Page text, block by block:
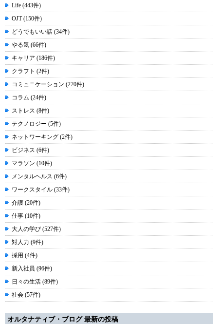
Life (443件)
OJT (150件)
どうでもいい話 (34件)
やる気 (66件)
キャリア (186件)
クラフト (2件)
コミュニケーション (270件)
コラム (24件)
ストレス (8件)
テクノロジー (5件)
ネットワーキング (2件)
ビジネス (6件)
マラソン (10件)
メンタルヘルス (6件)
ワークスタイル (33件)
介護 (20件)
仕事 (10件)
大人の学び (527件)
対人力 (9件)
採用 (4件)
新入社員 (96件)
日々の生活 (89件)
社会 (57件)
オルタナティブ・ブログ 最新の投稿